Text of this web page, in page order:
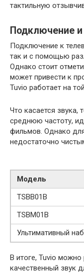
тактильную
Подключение и
Подключение к
так и с помощью
Однако стоит
может привести к
Tuvio работает на
Что касается звука,
среднюю частоту,
фильмов. Однако
недостаточно
Модель
TSBB01B
TSBM01B
Ультимативный
В итоге, Tuvio
качественный звук